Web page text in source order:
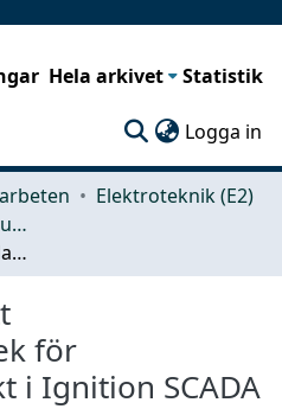
Hela arkivet Statistik
Logga in
Elektroteknik (E2)
Examensarbeten på grundnivå
Utveckling av ett standardbibliotek för fastighetsprojekt i Ignition SCADA
för
i Ignition SCADA